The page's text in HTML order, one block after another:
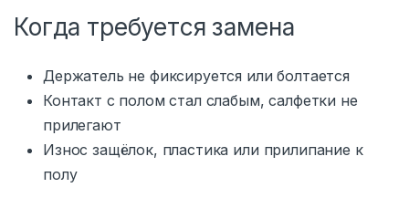
Когда требуется замена
Держатель не фиксируется или болтается
Контакт с полом стал слабым, салфетки не
прилегают
Износ защёлок, пластика или прилипание к
полу